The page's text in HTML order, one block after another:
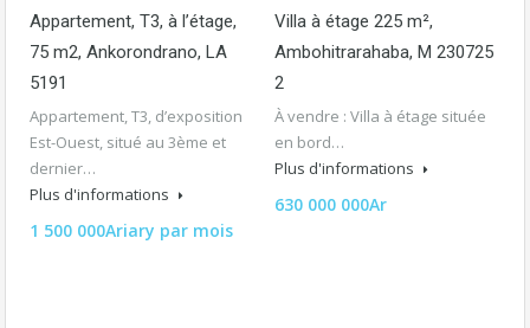
Appartement, T3, à l’étage,
75 m2, Ankorondrano, LA
5191
Appartement, T3, d’exposition
Est-Ouest, situé au 3ème et
dernier…
Plus d'informations
1 500 000Ariary par mois
Villa à étage 225 m²,
Ambohitrarahaba, M 230725
2
À vendre : Villa à étage située
en bord…
Plus d'informations
630 000 000Ar